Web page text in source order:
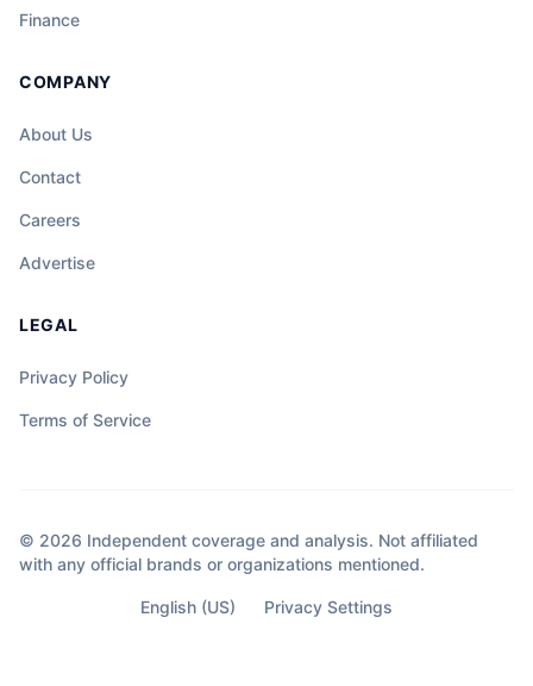
Finance
COMPANY
About Us
Contact
Careers
Advertise
LEGAL
Privacy Policy
Terms of Service
© 2026 Independent coverage and analysis. Not affiliated
with any official brands or organizations mentioned.
English (US) Privacy Settings